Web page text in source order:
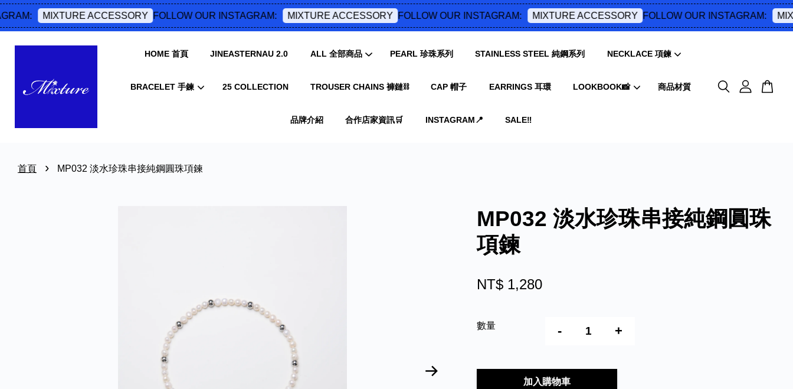
MIXTURE ACCESSORY FOLLOW OUR INSTAGRAM: MIXTURE ACCESSORY FOLLOW OUR INSTAGRAM: MIXTURE ACCESSORY FOLLOW OUR INSTAGRAM:
HOME 首頁 JINEASTERNAU 2.0 ALL 全部商品 PEARL 珍珠系列 STAINLESS STEEL 純鋼系列 NECKLACE 項鍊
BRACELET 手鍊 25 COLLECTION TROUSER CHAINS 褲鏈⛓️ CAP 帽子 EARRINGS 耳環 LOOKBOOK📸 商品材質
品牌介紹 合作店家資訊🛒 INSTAGRAM📍 SALE‼️
首頁 › MP032 淡水珍珠串接純鋼圓珠項鍊
MP032 淡水珍珠串接純鋼圓珠
項鍊
NT$ 1,280
數量 - +
加入購物車